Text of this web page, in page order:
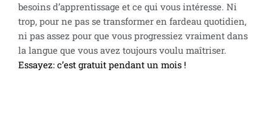
besoins d’apprentissage et ce qui vous intéresse. Ni
trop, pour ne pas se transformer en fardeau quotidien,
ni pas assez pour que vous progressiez vraiment dans
la langue que vous avez toujours voulu maîtriser.
Essayez: c’est gratuit pendant un mois !